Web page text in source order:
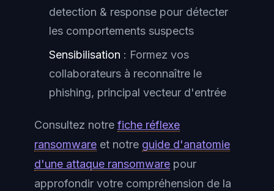
detection & response pour détecter
les comportements suspects
Sensibilisation : Formez vos
collaborateurs à reconnaître le
phishing, principal vecteur d'entrée
Consultez notre fiche réflexe
ransomware et notre guide d'anatomie
d'une attaque ransomware pour
approfondir votre compréhension de la